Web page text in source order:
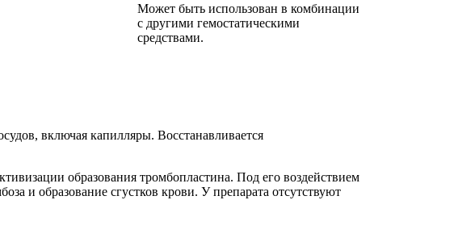
Может быть использован в комбинации
с другими гемостатическими
средствами.
включая капилляры. Восстанавливается
образования тромбопластина. Под его воздействием
и образование сгустков крови. У препарата отсутствуют